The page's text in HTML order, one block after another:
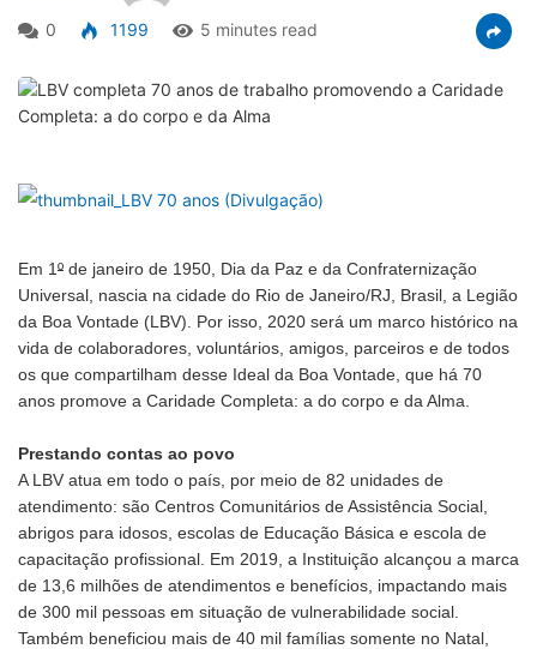
0 1199 5 minutes read
Em 1º de janeiro de 1950, Dia da Paz e da Confraternização
Universal, nascia na cidade do Rio de Janeiro/RJ, Brasil, a Legião
da Boa Vontade (LBV). Por isso, 2020 será um marco histórico na
vida de colaboradores, voluntários, amigos, parceiros e de todos
os que compartilham desse Ideal da Boa Vontade, que há 70
anos promove a Caridade Completa: a do corpo e da Alma.
Prestando contas ao povo
A LBV atua em todo o país, por meio de 82 unidades de
atendimento: são Centros Comunitários de Assistência Social,
abrigos para idosos, escolas de Educação Básica e escola de
capacitação profissional. Em 2019, a Instituição alcançou a marca
de 13,6 milhões de atendimentos e benefícios, impactando mais
de 300 mil pessoas em situação de vulnerabilidade social.
Também beneficiou mais de 40 mil famílias somente no Natal,